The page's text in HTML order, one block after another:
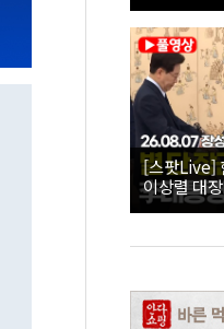
[스팟Live]
이상렬 대
직접 수여